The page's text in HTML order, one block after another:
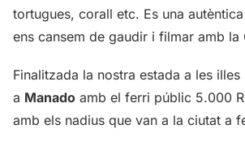
tortugues, corall etc. Es una
ens cansem de gaudir i filmar amb la
Finalitzada la nostra estada a les illes
a Manado amb el ferri públic 5.000
amb els nadius que van a la ciutat a